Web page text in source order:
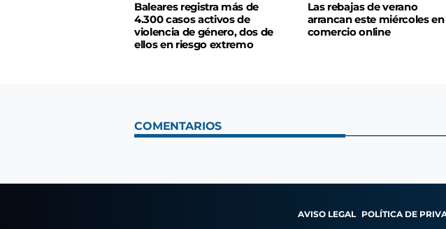
Baleares registra más de
4.300 casos activos de
violencia de género, dos de
ellos en riesgo extremo
Las rebajas de verano
arrancan este miércoles en
comercio online
COMENTARIOS
AVISO LEGAL POLÍTICA DE